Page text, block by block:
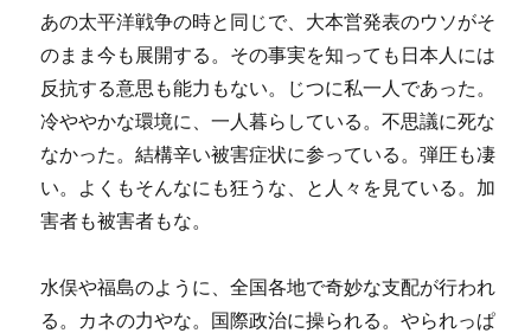
あの太平洋戦争の時と同じで、大本営発表のウソがそ
のまま今も展開する。その事実を知っても日本人には
反抗する意思も能力もない。じつに私一人であった。
冷ややかな環境に、一人暮らしている。不思議に死な
なかった。結構辛い被害症状に参っている。弾圧も凄
い。よくもそんなにも狂うな、と人々を見ている。加
害者も被害者もな。
水俣や福島のように、全国各地で奇妙な支配が行われ
る。カネの力やな。国際政治に操られる。やられっぱ